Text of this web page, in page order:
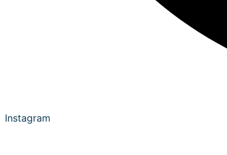
Instagram